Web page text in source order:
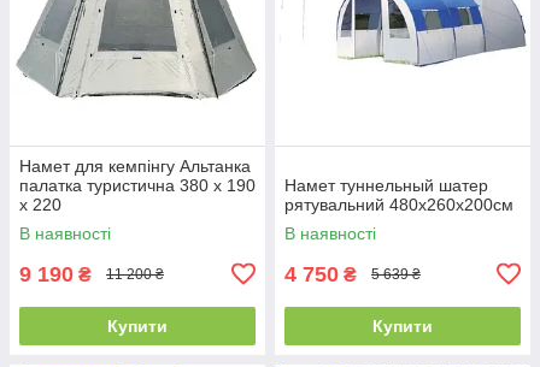
Намет для кемпінгу Альтанка
палатка туристична 380 х 190
х 220
В наявності
9 190 ₴ 11 200 ₴
Купити
Намет туннельный шатер
рятувальний 480x260x200см
В наявності
4 750 ₴ 5 639 ₴
Купити